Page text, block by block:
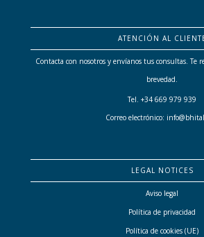
ATENCIÓN AL
Contacta con nosotros y envíanos tus consultas. Te
brevedad.
Tel. +34 669 979 939
Correo electrónico:
LEGAL NOTICES
Aviso legal
Política de privacidad
Política de cookies (UE)